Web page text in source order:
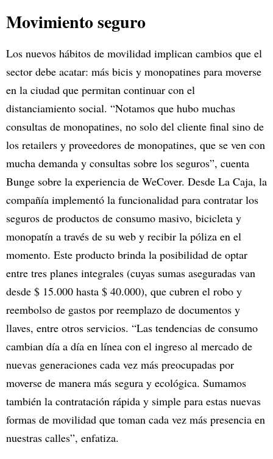
Movimiento seguro
Los nuevos hábitos de movilidad implican cambios que el
sector debe acatar: más bicis y monopatines para moverse
en la ciudad que permitan continuar con el
distanciamiento social. “Notamos que hubo muchas
consultas de monopatines, no solo del cliente final sino de
los retailers y proveedores de monopatines, que se ven con
mucha demanda y consultas sobre los seguros”, cuenta
Bunge sobre la experiencia de WeCover. Desde La Caja, la
compañía implementó la funcionalidad para contratar los
seguros de productos de consumo masivo, bicicleta y
monopatín a través de su web y recibir la póliza en el
momento. Este producto brinda la posibilidad de optar
entre tres planes integrales (cuyas sumas aseguradas van
desde $ 15.000 hasta $ 40.000), que cubren el robo y
reembolso de gastos por reemplazo de documentos y
llaves, entre otros servicios. “Las tendencias de consumo
cambian día a día en línea con el ingreso al mercado de
nuevas generaciones cada vez más preocupadas por
moverse de manera más segura y ecológica. Sumamos
también la contratación rápida y simple para estas nuevas
formas de movilidad que toman cada vez más presencia en
nuestras calles”, enfatiza.